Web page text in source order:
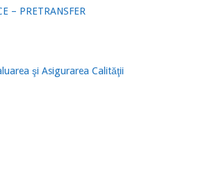
– PRETRANSFER
şi Asigurarea Calităţii